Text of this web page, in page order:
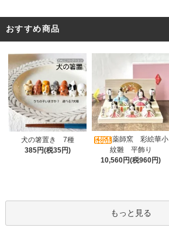
おすすめ商品
犬の箸置き 7種
385円(税35円)
薬師窯 彩絵華小
紋雛 平飾り
10,560円(税960円)
もっと見る